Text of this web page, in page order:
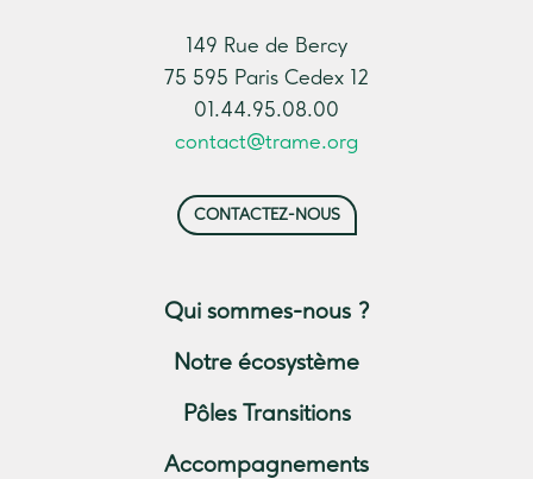
149 Rue de Bercy
75 595 Paris Cedex 12
01.44.95.08.00
contact@trame.org
CONTACTEZ-NOUS
Qui sommes-nous ?
Notre écosystème
Pôles Transitions
Accompagnements